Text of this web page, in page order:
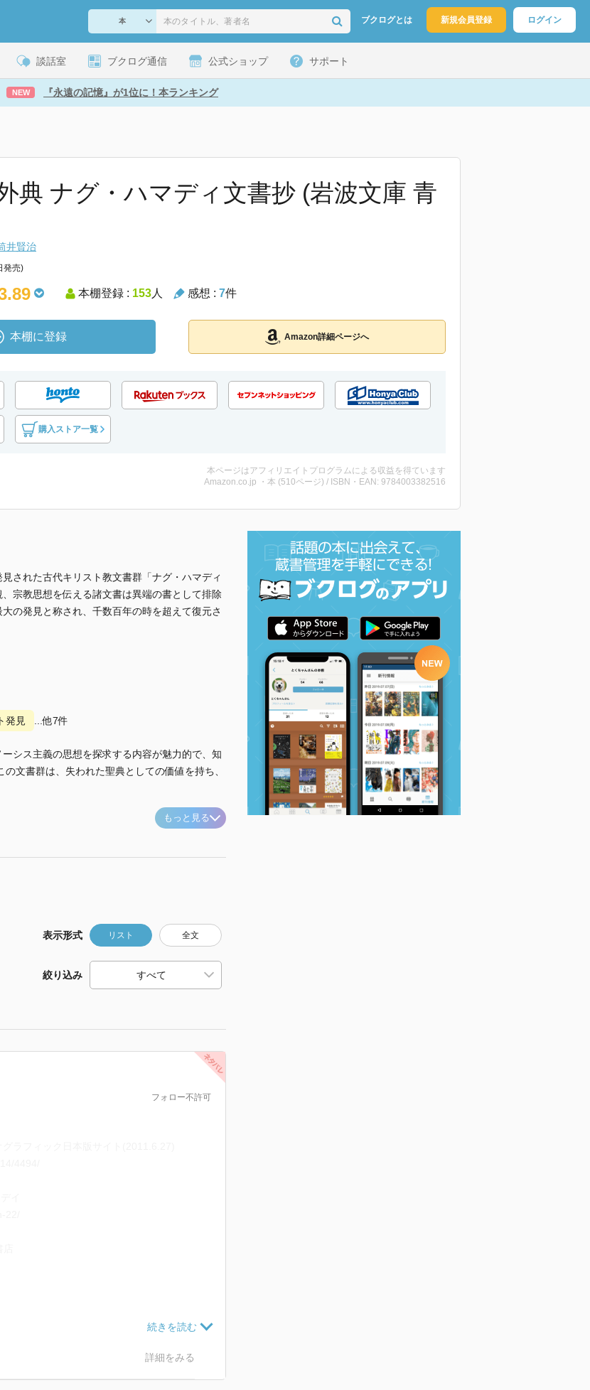
ブクログとは 新規会員登録 ログイン
談話室 ブクログ通信 公式ショップ サポート
NEW 『永遠の記憶』が1位に！本ランキング
典 ナグ・ハマディ文書抄 (岩波文庫 青
井賢治
発売)
本棚登録 : 153人 感想 : 7件
本棚に登録 Amazon詳細ページへ
購入ストア一覧
本ページはアフィリエイトプログラムによる収益を得ています
Amazon.co.jp ・本 (510ページ) / ISBN・EAN: 9784003382516
された古代キリスト教文書群「ナグ・ハマディ
宗教思想を伝える諸文書は異端の書として排除
の発見と称され、千数百年の時を超えて復元さ
発見 ...他7件
シス主義の思想を探求する内容が魅力的で、知
文書群は、失われた聖典としての価値を持ち、
もっと見る
表示形式 リスト 全文
絞り込み
フォロー不許可
詳細をみる